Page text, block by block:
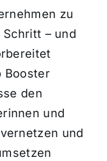
zu
– und
Booster
den
und
und